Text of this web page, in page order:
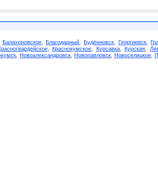
Балахоновское,Благодарный ,Будённовск Георгиевск,
, Краснокумское Курсавка, Курская
,Новоалександровск ,Новопавловск Новоселицкое,